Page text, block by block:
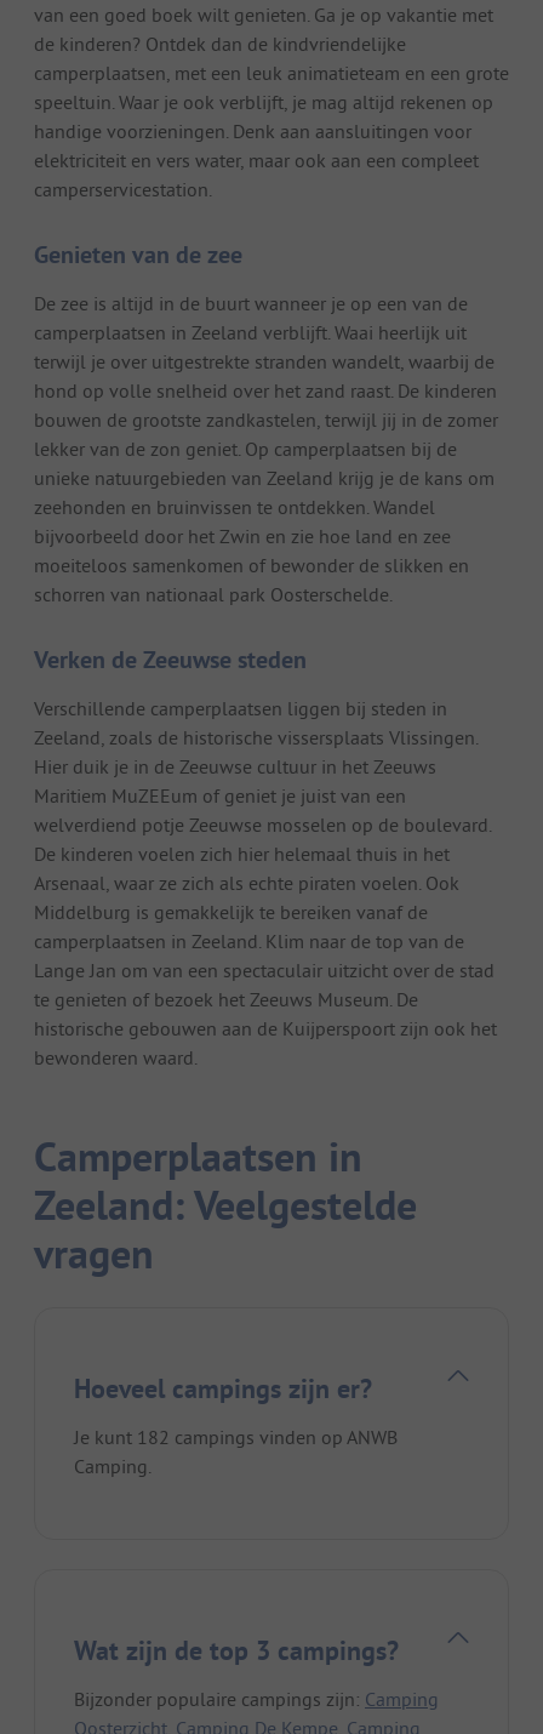
van een goed boek wilt genieten. Ga je op vakantie met
de kinderen? Ontdek dan de kindvriendelijke
camperplaatsen, met een leuk animatieteam en een grote
speeltuin. Waar je ook verblijft, je mag altijd rekenen op
handige voorzieningen. Denk aan aansluitingen voor
elektriciteit en vers water, maar ook aan een compleet
camperservicestation.
Genieten van de zee
De zee is altijd in de buurt wanneer je op een van de
camperplaatsen in Zeeland verblijft. Waai heerlijk uit
terwijl je over uitgestrekte stranden wandelt, waarbij de
hond op volle snelheid over het zand raast. De kinderen
bouwen de grootste zandkastelen, terwijl jij in de zomer
lekker van de zon geniet. Op camperplaatsen bij de
unieke natuurgebieden van Zeeland krijg je de kans om
zeehonden en bruinvissen te ontdekken. Wandel
bijvoorbeeld door het Zwin en zie hoe land en zee
moeiteloos samenkomen of bewonder de slikken en
schorren van nationaal park Oosterschelde.
Verken de Zeeuwse steden
Verschillende camperplaatsen liggen bij steden in
Zeeland, zoals de historische vissersplaats Vlissingen.
Hier duik je in de Zeeuwse cultuur in het Zeeuws
Maritiem MuZEEum of geniet je juist van een
welverdiend potje Zeeuwse mosselen op de boulevard.
De kinderen voelen zich hier helemaal thuis in het
Arsenaal, waar ze zich als echte piraten voelen. Ook
Middelburg is gemakkelijk te bereiken vanaf de
camperplaatsen in Zeeland. Klim naar de top van de
Lange Jan om van een spectaculair uitzicht over de stad
te genieten of bezoek het Zeeuws Museum. De
historische gebouwen aan de Kuijperspoort zijn ook het
bewonderen waard.
Camperplaatsen in
Zeeland: Veelgestelde
vragen
Hoeveel campings zijn er?
Je kunt 182 campings vinden op ANWB
Camping.
Wat zijn de top 3 campings?
Bijzonder populaire campings zijn: Camping
Oosterzicht, Camping De Kempe, Camping